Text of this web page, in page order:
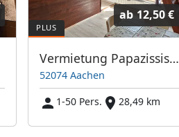
ab 12,50 €
Vermietung Papazissis - Monteurwohnungen und Monteurzimmer
52074 Aachen
1-50 Pers.
28,49 km